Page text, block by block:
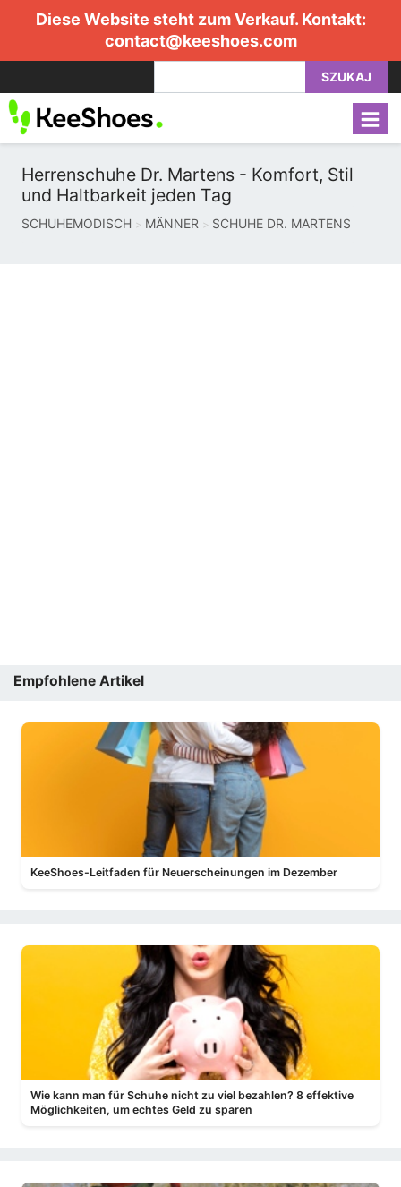
Diese Website steht zum Verkauf. Kontakt:
contact@keeshoes.com
SZUKAJ
Herrenschuhe Dr. Martens - Komfort, Stil
und Haltbarkeit jeden Tag
SCHUHEMODISCH MÄNNER SCHUHE DR. MARTENS
Empfohlene Artikel
KeeShoes-Leitfaden für Neuerscheinungen im Dezember
Wie kann man für Schuhe nicht zu viel bezahlen? 8 effektive
Möglichkeiten, um echtes Geld zu sparen